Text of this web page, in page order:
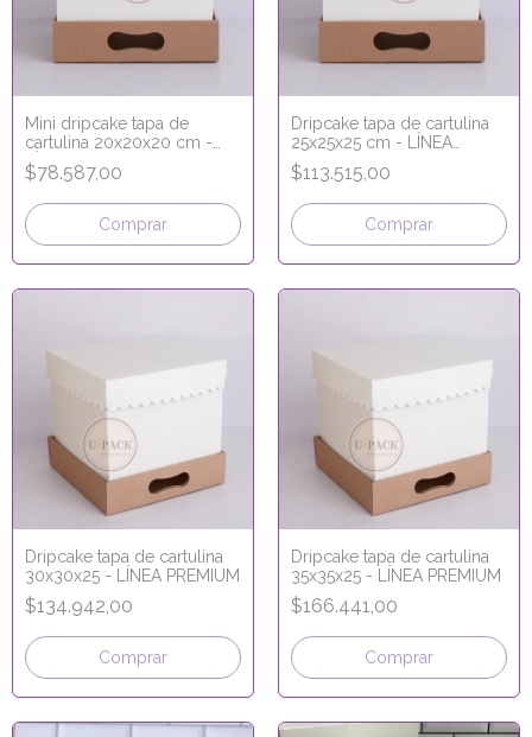
Mini dripcake tapa de
cartulina 20x20x20 cm -
LÍNEA PREMIUM
$78.587,00
Comprar
Dripcake tapa de cartulina
25x25x25 cm - LÍNEA
PREMIUM
$113.515,00
Comprar
Dripcake tapa de cartulina
30x30x25 - LÍNEA PREMIUM
$134.942,00
Comprar
Dripcake tapa de cartulina
35x35x25 - LÍNEA PREMIUM
$166.441,00
Comprar